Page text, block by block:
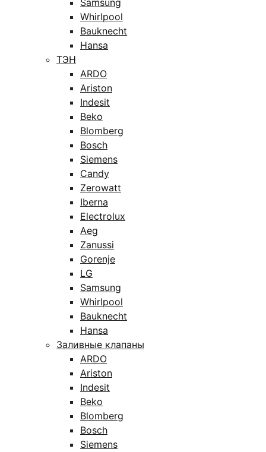
Samsung
Whirlpool
Bauknecht
Hansa
ТЭН
ARDO
Ariston
Indesit
Beko
Blomberg
Bosch
Siemens
Candy
Zerowatt
Iberna
Electrolux
Aeg
Zanussi
Gorenje
LG
Samsung
Whirlpool
Bauknecht
Hansa
Заливные клапаны
ARDO
Ariston
Indesit
Beko
Blomberg
Bosch
Siemens